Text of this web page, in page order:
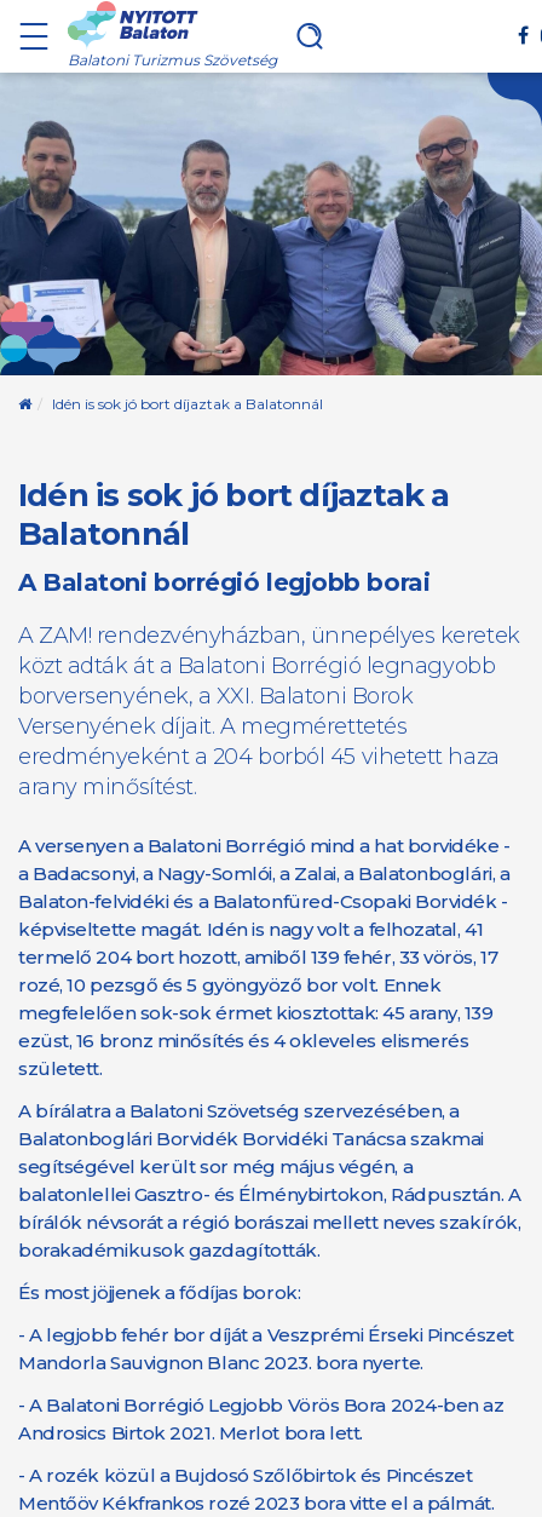
Balatoni Turizmus Szövetség
Kezdőoldal
Idén is sok jó bort díjaztak a Balatonnál
Idén is sok jó bort díjaztak a
Balatonnál
A Balatoni borrégió legjobb borai
A ZAM! rendezvényházban, ünnepélyes keretek
közt adták át a Balatoni Borrégió legnagyobb
borversenyének, a XXI. Balatoni Borok
Versenyének díjait. A megmérettetés
eredményeként a 204 borból 45 vihetett haza
arany minősítést.
A versenyen a Balatoni Borrégió mind a hat borvidéke -
a Badacsonyi, a Nagy-Somlói, a Zalai, a Balatonboglári, a
Balaton-felvidéki és a Balatonfüred-Csopaki Borvidék -
képviseltette magát. Idén is nagy volt a felhozatal, 41
termelő 204 bort hozott, amiből 139 fehér, 33 vörös, 17
rozé, 10 pezsgő és 5 gyöngyöző bor volt. Ennek
megfelelően sok-sok érmet kiosztottak: 45 arany, 139
ezüst, 16 bronz minősítés és 4 okleveles elismerés
született.
A bírálatra a Balatoni Szövetség szervezésében, a
Balatonboglári Borvidék Borvidéki Tanácsa szakmai
segítségével került sor még május végén, a
balatonlellei Gasztro- és Élménybirtokon, Rádpusztán. A
bírálók névsorát a régió borászai mellett neves szakírók,
borakadémikusok gazdagították.
És most jöjjenek a fődíjas borok:
- A legjobb fehér bor díját a Veszprémi Érseki Pincészet
Mandorla Sauvignon Blanc 2023. bora nyerte.
- A Balatoni Borrégió Legjobb Vörös Bora 2024-ben az
Androsics Birtok 2021. Merlot bora lett.
- A rozék közül a Bujdosó Szőlőbirtok és Pincészet
Mentőöv Kékfrankos rozé 2023 bora vitte el a pálmát.